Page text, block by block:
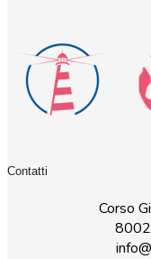
Contatti
Corso